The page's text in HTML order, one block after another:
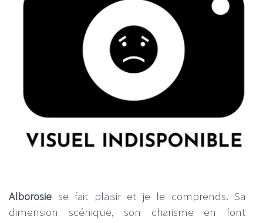
Alborosie se fait plaisir et je le comprends. Sa
dimension scénique, son charisme en font